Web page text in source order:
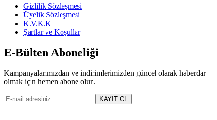
Gizlilik Sözleşmesi
Üyelik Sözleşmesi
K.V.K.K
Şartlar ve Koşullar
E-Bülten Aboneliği
Kampanyalarımızdan ve indirimlerimizden güncel olarak haberdar
olmak için hemen abone olun.
KAYIT OL